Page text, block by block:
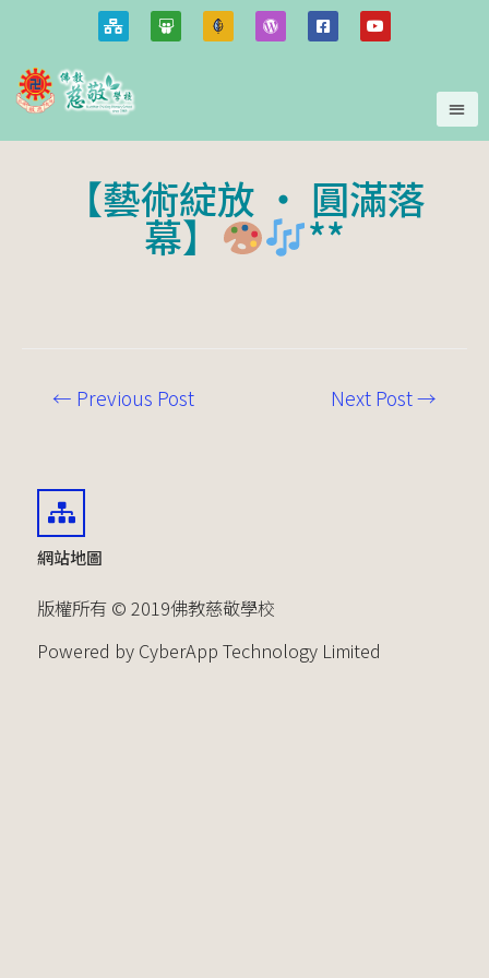
【藝術綻放 ‧ 圓滿落
幕】 **
← Previous Post Next Post→
網站地圖
版權所有 © 2019佛教慈敬學校
Powered by CyberApp Technology Limited